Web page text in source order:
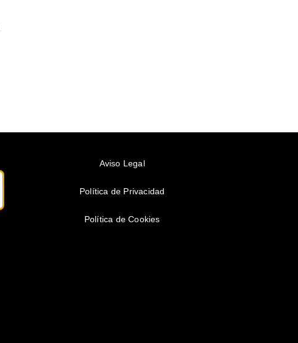
Aviso Legal
Política de Privacidad
Política de Cookies